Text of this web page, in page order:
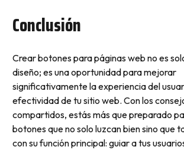
Conclusión
Crear botones para páginas web no es
diseño; es una oportunidad para mejorar
significativamente la experiencia del
efectividad de tu sitio web. Con los
compartidos, estás más que preparado
botones que no solo luzcan bien sino que
con su función principal: guiar a tus